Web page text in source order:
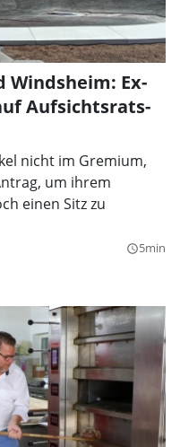
Windsheim: Ex-
Aufsichtsrats-
nicht im Gremium,
um ihrem
einen Sitz zu
query_builder5min